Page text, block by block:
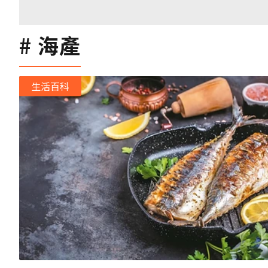
海產
生活百科